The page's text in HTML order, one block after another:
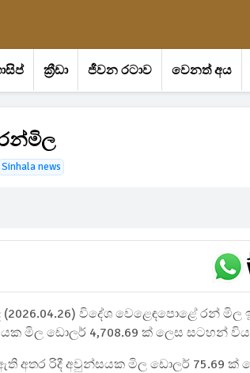
ක්‍රීඩා ජීවන රටාව වෙනත් අය
Sinhala news
(2026.04.26) විදේශ වෙළෙඳපොළේ රන් මිල
මිල ඩොලර් 4,708.69 ක් ලෙස සටහන්
අතර රිදී අවුන්සයක මිල ඩොලර් 75.69 ක්